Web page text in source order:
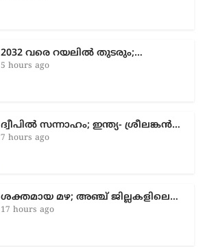
2032 വരെ റയലിൽ തുടരും;…
5 hours ago
ദ്വീപിൽ സന്നാഹം; ഇന്ത്യ- ശ്രീലങ്കൻ…
7 hours ago
ശക്തമായ മഴ; അഞ്ച് ജില്ലകളിലെ…
17 hours ago